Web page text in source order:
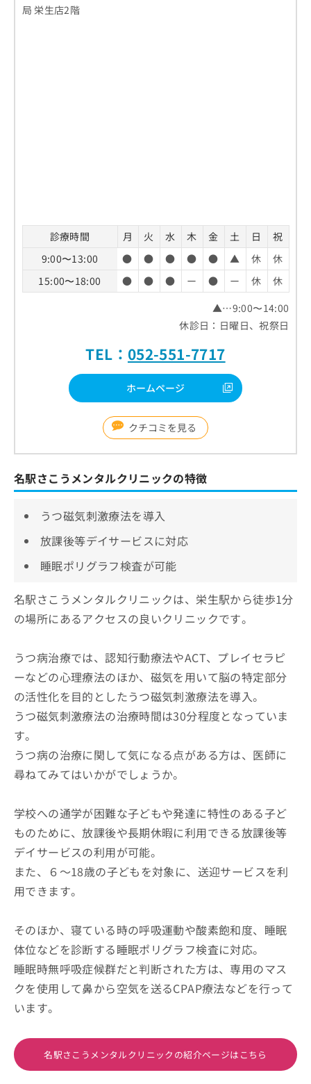
局 栄生店2階
診療時間 月 火 水 木 金 土 日
祝
9:00〜13:00
● ● ● ● ● ▲ 休
休
15:00〜18:00
● ● ● ー ● ー 休
休
▲…9:00〜14:00
休診日：日曜日、祝祭日
TEL： 052-551-7717
ホームページ
クチコミを見る
名駅さこうメンタルクリニックの特徴
うつ磁気刺激療法を導入
放課後等デイサービスに対応
睡眠ポリグラフ検査が可能
名駅さこうメンタルクリニックは、栄生駅から徒歩1分
の場所にあるアクセスの良いクリニックです。
うつ病治療では、認知行動療法やACT、プレイセラピ
ーなどの心理療法のほか、磁気を用いて脳の特定部分
の活性化を目的としたうつ磁気刺激療法を導入。
うつ磁気刺激療法の治療時間は30分程度となっていま
す。
うつ病の治療に関して気になる点がある方は、医師に
尋ねてみてはいかがでしょうか。
学校への通学が困難な子どもや発達に特性のある子ど
ものために、放課後や長期休暇に利用できる放課後等
デイサービスの利用が可能。
また、６～18歳の子どもを対象に、送迎サービスを利
用できます。
そのほか、寝ている時の呼吸運動や酸素飽和度、睡眠
体位などを診断する睡眠ポリグラフ検査に対応。
睡眠時無呼吸症候群だと判断された方は、専用のマス
クを使用して鼻から空気を送るCPAP療法などを行って
います。
名駅さこうメンタルクリニックの紹介ページはこちら